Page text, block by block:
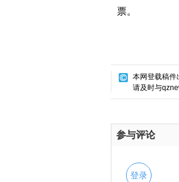
票。
本网登载稿件
请及时与
参与评论
登录